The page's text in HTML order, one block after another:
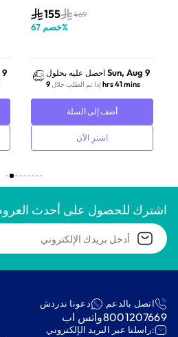
9
155
469
خصم 67 %
احصل عليه بحلول Sun, Aug 9
إذا تم الطلب خلال 9 hrs 41 mins
أضف إلى السلة
اشترِ الآن
اشترك للحصول على أحدث
اتصل بالدعم
8001207669
دعونا ندردش
واتس اب
:راسلنا عبر البريد الإلكتروني